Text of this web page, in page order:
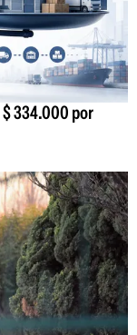
$ 334.000 por